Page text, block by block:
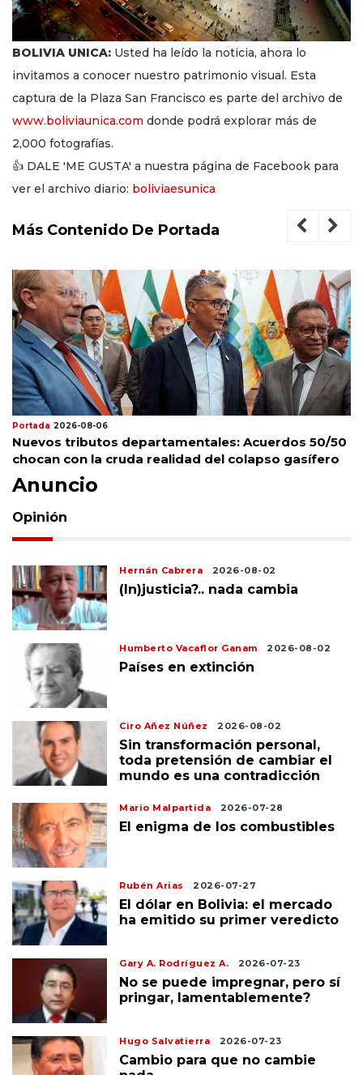
BOLIVIA UNICA: Usted ha leído la noticia, ahora lo
invitamos a conocer nuestro patrimonio visual. Esta
captura de la Plaza San Francisco es parte del archivo de
www.boliviaunica.com donde podrá explorar más de
2,000 fotografías.
👍 DALE 'ME GUSTA' a nuestra página de Facebook para
ver el archivo diario: boliviaesunica
Más Contenido De Portada
Portada 2026-08-06
Nuevos tributos departamentales: Acuerdos 50/50
chocan con la cruda realidad del colapso gasífero
Anuncio
Opinión
Hernán Cabrera 2026-08-02
(In)justicia?.. nada cambia
Humberto Vacaflor Ganam 2026-08-02
Países en extinción
Ciro Añez Núñez 2026-08-02
Sin transformación personal,
toda pretensión de cambiar el
mundo es una contradicción
Mario Malpartida 2026-07-28
El enigma de los combustibles
Rubén Arias 2026-07-27
El dólar en Bolivia: el mercado
ha emitido su primer veredicto
Gary A. Rodríguez A. 2026-07-23
No se puede impregnar, pero sí
pringar, lamentablemente?
Hugo Salvatierra 2026-07-23
Cambio para que no cambie